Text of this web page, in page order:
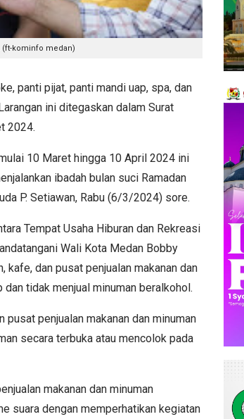
(ft-kominfo medan)
panti pijat, panti mandi uap, spa, dan
ini ditegaskan dalam Surat
2024.
10 Maret hingga 10 April 2024 ini
ibadah bulan suci Ramadan
P. Setiawan, Rabu (6/3/2024) sore.
Tempat Usaha Hiburan dan Rekreasi
Wali Kota Medan Bobby
kafe, dan pusat penjualan makanan dan
tidak menjual minuman beralkohol.
pusat penjualan makanan dan minuman
secara terbuka atau mencolok pada
makanan dan minuman
suara dengan memperhatikan kegiatan